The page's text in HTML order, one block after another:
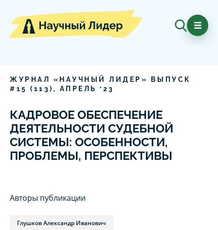
ЖУРНАЛ «НАУЧНЫЙ ЛИДЕР» ВЫПУСК
# 15 ( 113), АПРЕЛЬ ‘ 23
КАДРОВОЕ ОБЕСПЕЧЕНИЕ
ДЕЯТЕЛЬНОСТИ СУДЕБНОЙ
СИСТЕМЫ: ОСОБЕННОСТИ,
ПРОБЛЕМЫ, ПЕРСПЕКТИВЫ
Авторы публикации
Глушков Александр Иванович